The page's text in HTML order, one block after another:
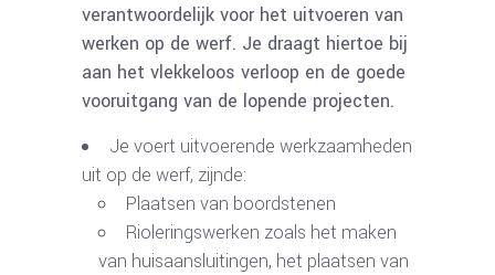
verantwoordelijk voor het uitvoeren van
werken op de werf. Je draagt hiertoe bij
aan het vlekkeloos verloop en de goede
vooruitgang van de lopende projecten.
Je voert uitvoerende werkzaamheden
uit op de werf, zijnde:
Plaatsen van boordstenen
Rioleringswerken zoals het maken
van huisaansluitingen, het plaatsen van